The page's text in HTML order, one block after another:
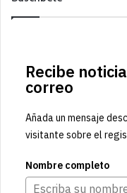
Recibe
correo
Añada un mensaje
visitante sobre el
Nombre completo